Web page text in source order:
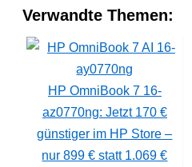
Verwandte Themen:
HP OmniBook 7 16-
az0770ng: Jetzt 170 €
günstiger im HP Store –
nur 899 € statt 1.069 €